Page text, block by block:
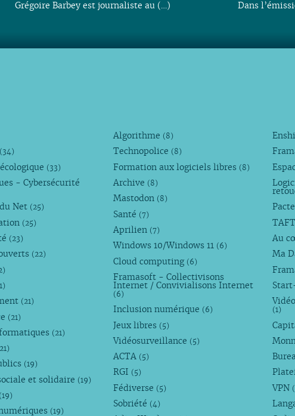
Grégoire Barbey est journaliste au (…)
Dans
(34)
(33)
- Cybersécurité
Net (25)
(25)
(23)
(22)
(21)
(21)
(21)
(19)
et solidaire (19)
(19)
(19)
Algorithme (8)
Technopolice (8)
Formation aux logiciels libres (8)
Archive (8)
Mastodon (8)
Santé (7)
Aprilien (7)
Windows 10/Windows 11 (6)
Cloud computing (6)
Framasoft - Collectivisons
Internet / Convivialisons Internet
(6)
Inclusion numérique (6)
Jeux libres (5)
Vidéosurveillance (5)
ACTA (5)
RGI (5)
Fédiverse (5)
Sobriété (4)
Au
Ma
(1)
VPN